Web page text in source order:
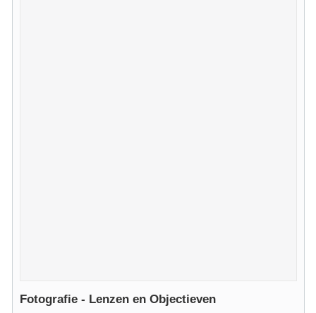
Fotografie - Lenzen en Objectieven